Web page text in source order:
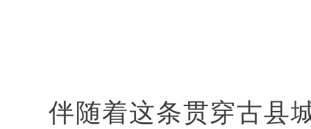
伴随着这条贯穿古县